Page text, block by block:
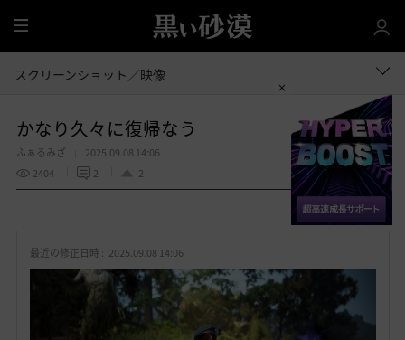
全
体
スクリーンショット／映像
かなり久々に復帰なう
ふぁるみざ
2025.09.08 14:06
2404
2 2
お
入
り
共有する
最近の修正日時 : 2025.09.08 14:06